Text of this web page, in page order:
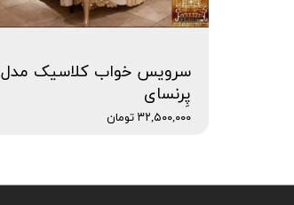
سرویس خواب کلاسیک مدل
پِرنسای
۳۲,۵۰۰,۰۰۰ تومان